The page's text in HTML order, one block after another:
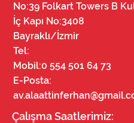
No:39 Folkart Towers B
İç Kapı No:3408
Bayraklı/İzmir
Tel:
Mobil:0 554 501 64 73
E-Posta:
Çalışma Saatlerimiz: